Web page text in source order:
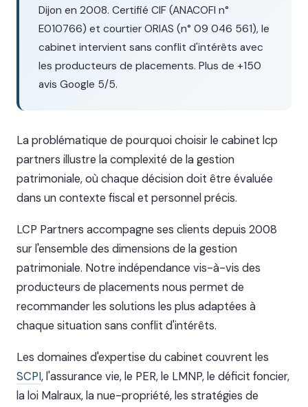
Dijon en 2008. Certifié CIF (ANACOFI n°
E010766) et courtier ORIAS (n° 09 046 561), le
cabinet intervient sans conflit d'intérêts avec
les producteurs de placements. Plus de +150
avis Google 5/5.
La problématique de pourquoi choisir le cabinet lcp
partners illustre la complexité de la gestion
patrimoniale, où chaque décision doit être évaluée
dans un contexte fiscal et personnel précis.
LCP Partners accompagne ses clients depuis 2008
sur l'ensemble des dimensions de la gestion
patrimoniale. Notre indépendance vis-à-vis des
producteurs de placements nous permet de
recommander les solutions les plus adaptées à
chaque situation sans conflit d'intérêts.
Les domaines d'expertise du cabinet couvrent les
SCPI, l'assurance vie, le PER, le LMNP, le déficit foncier,
la loi Malraux, la nue-propriété, les stratégies de